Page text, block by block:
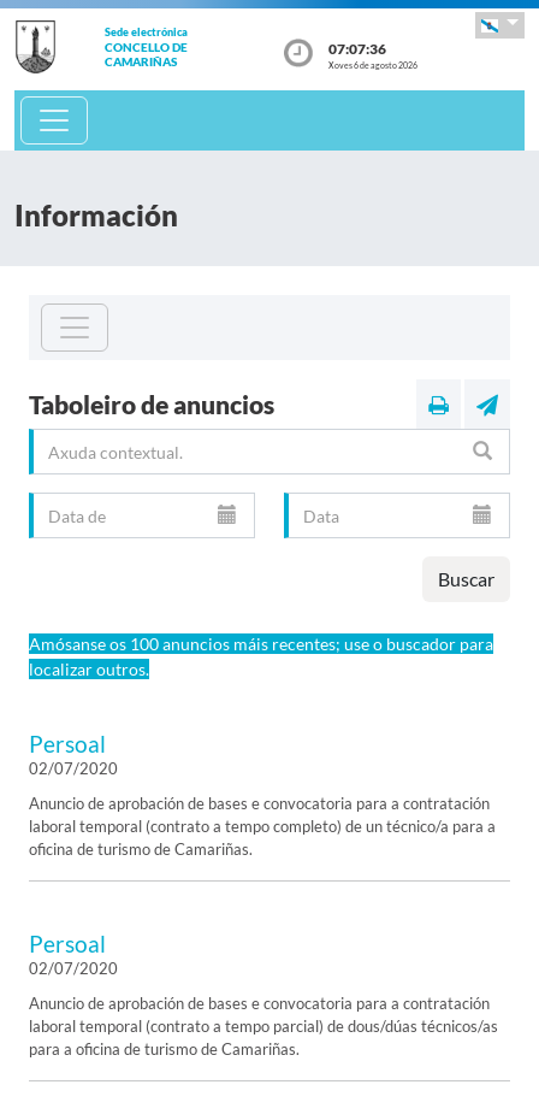
Sede electrónica
CONCELLO DE
CAMARIÑAS
07:07:36
Xoves 6 de agosto 2026
Información
Taboleiro de anuncios
Buscar
Amósanse os 100 anuncios máis recentes; use o buscador para
localizar outros.
Persoal
02/07/2020
Anuncio de aprobación de bases e convocatoria para a contratación
laboral temporal (contrato a tempo completo) de un técnico/a para a
oficina de turismo de Camariñas.
Persoal
02/07/2020
Anuncio de aprobación de bases e convocatoria para a contratación
laboral temporal (contrato a tempo parcial) de dous/dúas técnicos/as
para a oficina de turismo de Camariñas.